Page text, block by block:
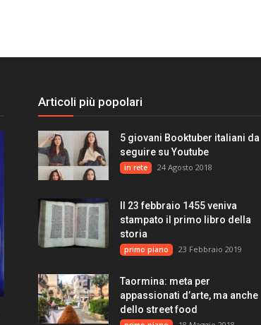
Articoli più popolari
5 giovani Booktuber italiani da
seguire su Youtube
in rete 24 Agosto 2018
Il 23 febbraio 1455 veniva
stampato il primo libro della
storia
primo piano 23 Febbraio 2019
Taormina: meta per
appassionati d’arte, ma anche
dello street food